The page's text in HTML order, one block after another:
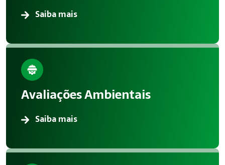
Saiba mais
Avaliações Ambientais
Saiba mais